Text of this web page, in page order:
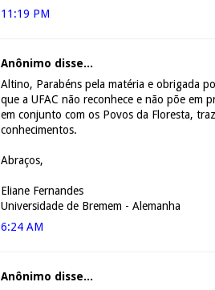
11:19 PM
Anônimo disse...
Altino, Parabéns pela matéria e obrigada
que a UFAC não reconhece e não põe em
em conjunto com os Povos da Floresta,
conhecimentos.
Abraços,
Eliane Fernandes
Universidade de Bremem - Alemanha
6:24 AM
Anônimo disse...